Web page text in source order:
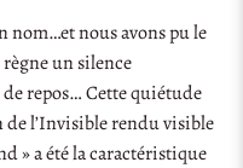
nom…et nous avons pu le
un silence
repos… Cette quiétude
l’Invisible rendu visible
» a été la caractéristique